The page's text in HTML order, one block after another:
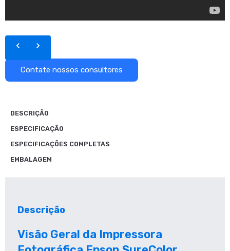
Contate nossos consultores
DESCRIÇÃO
ESPECIFICAÇÃO
ESPECIFICAÇÕES COMPLETAS
EMBALAGEM
Descrição
Visão Geral da Impressora